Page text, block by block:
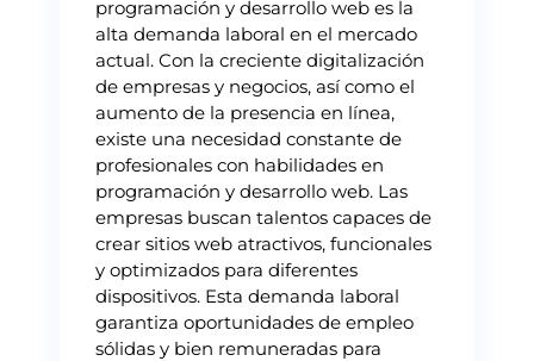
programación y desarrollo web es la
alta demanda laboral en el mercado
actual. Con la creciente digitalización
de empresas y negocios, así como el
aumento de la presencia en línea,
existe una necesidad constante de
profesionales con habilidades en
programación y desarrollo web. Las
empresas buscan talentos capaces de
crear sitios web atractivos, funcionales
y optimizados para diferentes
dispositivos. Esta demanda laboral
garantiza oportunidades de empleo
sólidas y bien remuneradas para